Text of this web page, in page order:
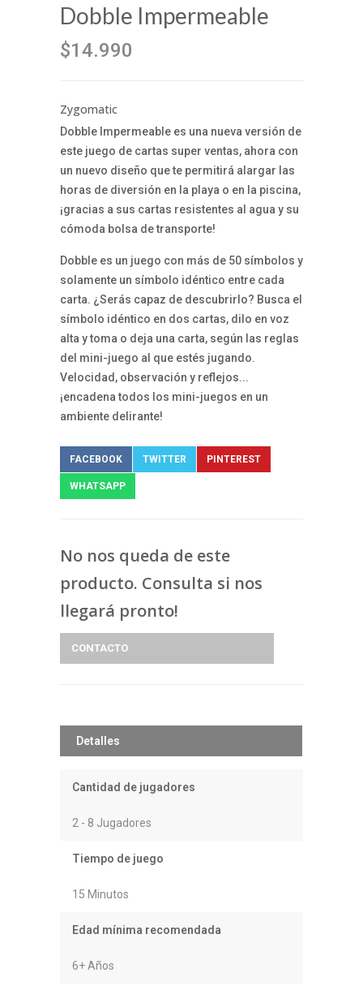
Dobble Impermeable
$14.990
Zygomatic
Dobble Impermeable es una nueva versión de
este juego de cartas super ventas, ahora con
un nuevo diseño que te permitirá alargar las
horas de diversión en la playa o en la piscina,
¡gracias a sus cartas resistentes al agua y su
cómoda bolsa de transporte!
Dobble es un juego con más de 50 símbolos y
solamente un símbolo idéntico entre cada
carta. ¿Serás capaz de descubrirlo? Busca el
símbolo idéntico en dos cartas, dilo en voz
alta y toma o deja una carta, según las reglas
del mini-juego al que estés jugando.
Velocidad, observación y reflejos...
¡encadena todos los mini-juegos en un
ambiente delirante!
FACEBOOK TWITTER PINTEREST
WHATSAPP
No nos queda de este
producto. Consulta si nos
llegará pronto!
CONTACTO
Detalles
Cantidad de jugadores
2 - 8 Jugadores
Tiempo de juego
15 Minutos
Edad mínima recomendada
6+ Años